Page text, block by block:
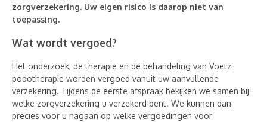
zorgverzekering. Uw eigen risico is daarop niet van
toepassing.
Wat wordt vergoed?
Het onderzoek, de therapie en de behandeling van Voetz
podotherapie worden vergoed vanuit uw aanvullende
verzekering. Tijdens de eerste afspraak bekijken we samen bij
welke zorgverzekering u verzekerd bent. We kunnen dan
precies voor u nagaan op welke vergoedingen voor